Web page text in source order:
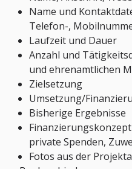
Name und
Telefon-,
Laufzeit und Dauer
Anzahl und
und ehrenamtlichen
Zielsetzung
Umsetzung/
Bisherige Ergebnisse
private Spenden,
Fotos aus der